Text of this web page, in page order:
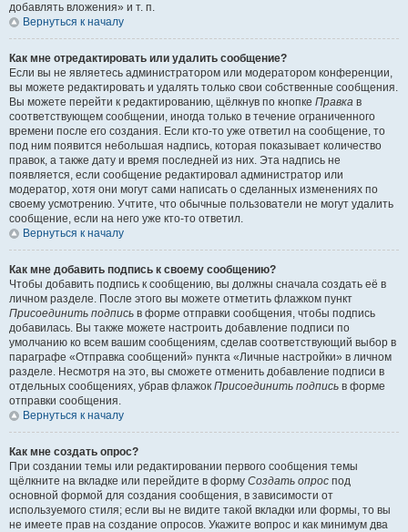
добавлять вложения» и т. п.
Вернуться к началу
Как мне отредактировать или удалить сообщение?
Если вы не являетесь администратором или модератором конференции,
вы можете редактировать и удалять только свои собственные сообщения.
Вы можете перейти к редактированию, щёлкнув по кнопке Правка в
соответствующем сообщении, иногда только в течение ограниченного
времени после его создания. Если кто-то уже ответил на сообщение, то
под ним появится небольшая надпись, которая показывает количество
правок, а также дату и время последней из них. Эта надпись не
появляется, если сообщение редактировал администратор или
модератор, хотя они могут сами написать о сделанных изменениях по
своему усмотрению. Учтите, что обычные пользователи не могут удалить
сообщение, если на него уже кто-то ответил.
Вернуться к началу
Как мне добавить подпись к своему сообщению?
Чтобы добавить подпись к сообщению, вы должны сначала создать её в
личном разделе. После этого вы можете отметить флажком пункт
Присоединить подпись в форме отправки сообщения, чтобы подпись
добавилась. Вы также можете настроить добавление подписи по
умолчанию ко всем вашим сообщениям, сделав соответствующий выбор в
параграфе «Отправка сообщений» пункта «Личные настройки» в личном
разделе. Несмотря на это, вы сможете отменить добавление подписи в
отдельных сообщениях, убрав флажок Присоединить подпись в форме
отправки сообщения.
Вернуться к началу
Как мне создать опрос?
При создании темы или редактировании первого сообщения темы
щёлкните на вкладке или перейдите в форму Создать опрос под
основной формой для создания сообщения, в зависимости от
используемого стиля; если вы не видите такой вкладки или формы, то вы
не имеете прав на создание опросов. Укажите вопрос и как минимум два